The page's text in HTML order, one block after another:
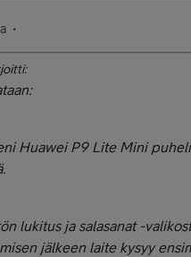
Huawei P9 Lite Mini
lukitus ja salasanat -
jälkeen laite kysyy